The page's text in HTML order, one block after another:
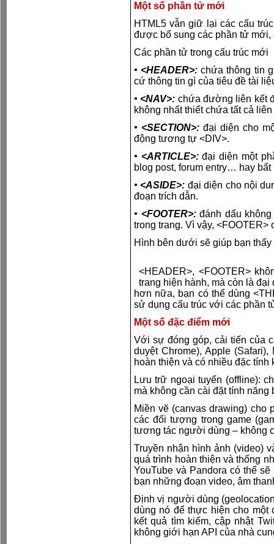
Một số phần tử mới
HTML5 vẫn giữ lại các cấu
được bổ sung các phần tử mới,
Các phần tử trong cấu trúc mới
• <HEADER>: chứa thông tin
cứ thông tin gì của tiêu đề tài
• <NAV>: chứa đường liên kết
không nhất thiết chứa tất cả
• <SECTION>: đại diện cho
động tương tự <DIV>.
• <ARTICLE>:đại diện một
blog post, forum entry… hay
• <ASIDE>: đại diện cho nội
đoạn trích dẫn.
• <FOOTER>:đánh dấu không
trong trang. Vì vậy, <FOOTER>
Hình bên dưới sẽ giúp bạn
<HEADER>, <FOOTER>
trang hiện hành, mà còn là
hơn nữa, bạn có thể dùng
sử dụng cấu trúc với các phần
Một số đặc điểm mới
Với sự đóng góp, cải tiến của
duyệt Chrome), Apple
hoàn thiện và có nhiều đặc tính
Lưu trữ ngoại tuyến (offline):
mà không cần cài đặt tính
Miền vẽ (canvas drawing)
các đối tượng trong game
tương tác người dùng – không
Truyền nhận hình ảnh (video)
quá trình hoàn thiện và thống
YouTube và Pandora có thể
bạn những đoạn video, âm
Định vị người dùng
dùng nó để thực hiện cho một
kết quả tìm kiếm, cập nhật
không giới hạn API của nhà